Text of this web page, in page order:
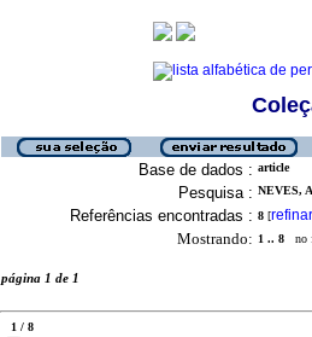
Base de dados : article
Pesquisa : NEVES,
Referências encontradas : 8 [refinar
Mostrando: 1 .. 8 no
página 1 de 1
1 / 8